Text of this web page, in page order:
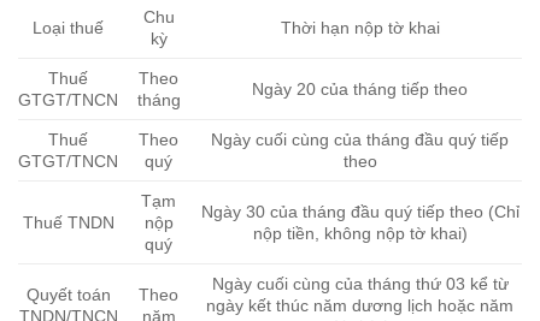
Loại thuế
Chu
kỳ
Thời hạn nộp tờ khai
Thuế
GTGT/TNCN
Theo
tháng
Ngày 20 của tháng tiếp theo
Thuế
GTGT/TNCN
Theo
quý
Ngày cuối cùng của tháng đầu quý tiếp
theo
Thuế TNDN
Tạm
nộp
quý
Ngày 30 của tháng đầu quý tiếp theo (Chỉ
nộp tiền, không nộp tờ khai)
Quyết toán
TNDN/TNCN
Theo
năm
Ngày cuối cùng của tháng thứ 03 kể từ
ngày kết thúc năm dương lịch hoặc năm